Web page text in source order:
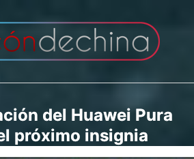
del Huawei Pura
próximo insignia